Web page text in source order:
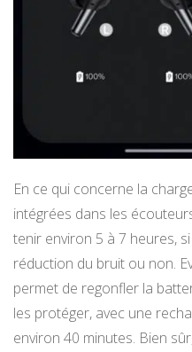
En ce qui concerne la
intégrées dans les
tenir environ 5 à 7 heures,
réduction du bruit ou non.
permet de regonfler la
les protéger, avec une
environ 40 minutes. Bien